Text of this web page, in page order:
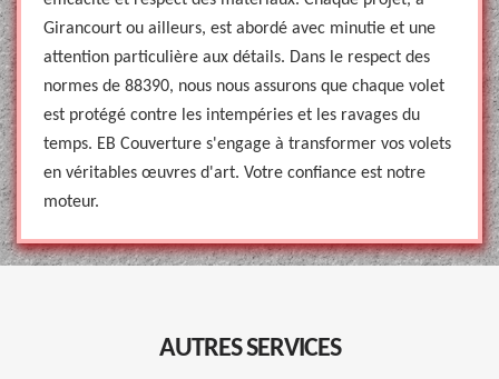
Girancourt ou ailleurs, est abordé avec minutie et une
attention particulière aux détails. Dans le respect des
normes de 88390, nous nous assurons que chaque volet
est protégé contre les intempéries et les ravages du
temps. EB Couverture s'engage à transformer vos volets
en véritables œuvres d'art. Votre confiance est notre
moteur.
AUTRES SERVICES